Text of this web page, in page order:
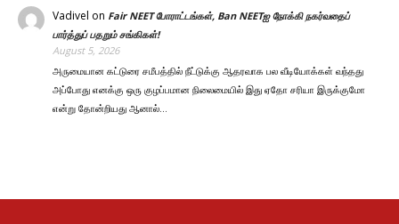
Vadivel on Fair NEET போராட்டங்கள், Ban NEETஐ நோக்கி நகர்வதைப்
பார்த்துப் பதறும் சங்கிகள்!
August 5, 2026
அருமையான கட்டுரை சமீபத்தில் நீட்டுக்கு ஆதரவாக பல வீடியோக்கள் வந்தது
அப்போது எனக்கு ஒரு குழப்பமான நிலைமையில் இது ஏதோ சரியா இருக்குமோ
என்று தோன்றியது ஆனால்…